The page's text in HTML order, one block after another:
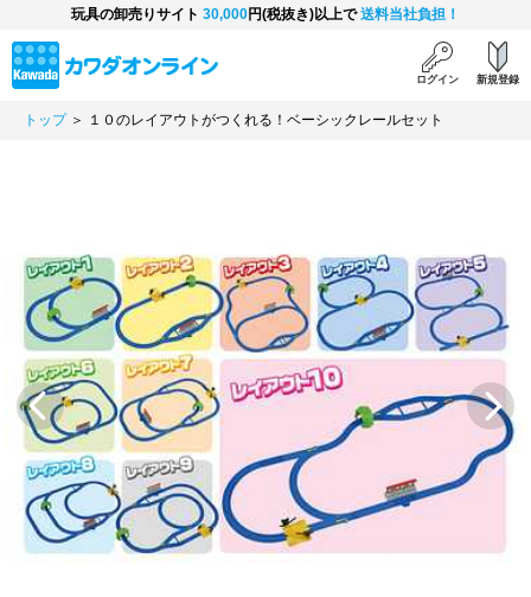
玩具の卸売りサイト 30,000円(税抜き)以上で送料当社負担！
ログイン 新規登録
トップ＞ １０のレイアウトがつくれる！ベーシックレールセット
Previous Next